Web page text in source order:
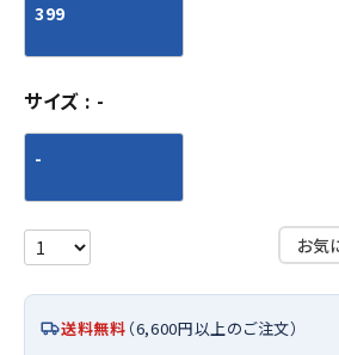
399
サイズ -
-
お気
送料無料 （6,600円以上のご注文）